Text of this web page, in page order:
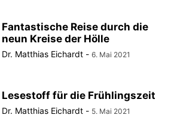
Fantastische Reise durch die
neun Kreise der Hölle
Dr. Matthias Eichardt - 6. Mai 2021
Lesestoff für die Frühlingszeit
Dr. Matthias Eichardt - 5. Mai 2021